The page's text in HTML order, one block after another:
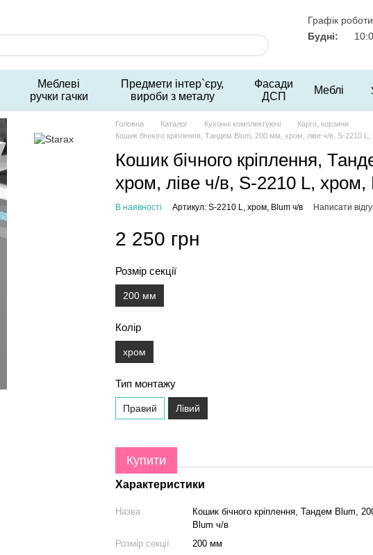
Графік
Будні:
Меблеві
ручки гачки
Предмети інтер`єру,
вироби з металу
Фасади
ДСП
Меблі
Головна Каталог Кухонні комплектуючі
Карго, корзини
Кошик бічного кріплення, Тандем Blum, 200 мм, хром, ліве ч/в, S-2210
Кошик бічного кріплення,
хром, ліве ч/в, S-2210 L, хром,
В наявності Артикул: S-2210 L, хром, Blum ч/в Написати
2 250 грн
Розмір секції
200 мм
Колір
хром
Тип монтажу
Правий Лівий
Купити
Характеристики
Назва
Кошик бічного кріплення, Тандем Blum,
Blum ч/в
Розмір секції
200 мм